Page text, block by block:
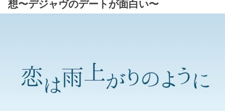
想〜デジャヴのデートが面白い〜